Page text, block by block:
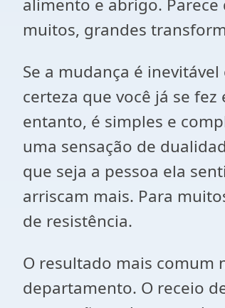
alimento e abrigo.
muitos, grandes
Se a mudança é
certeza que você já se
entanto, é simples e
uma sensação de
que seja a pessoa ela
arriscam mais. Para
de resistência.
O resultado mais comum
departamento. O receio